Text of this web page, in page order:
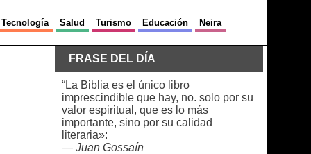
Tecnología Salud Turismo Educación Neira
FRASE DEL DÍA
“La Biblia es el único libro
imprescindible que hay, no. solo por su
valor espiritual, que es lo más
importante, sino por su calidad
literaria»:
— Juan Gossaín